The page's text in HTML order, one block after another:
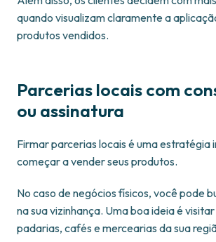
quando visualizam claramente a
produtos vendidos.
Parcerias locais com
ou assinatura
Firmar parcerias locais é uma estratégia
começar a vender seus produtos.
No caso de negócios físicos, você pode
na sua vizinhança. Uma boa ideia é
padarias, cafés e mercearias da sua